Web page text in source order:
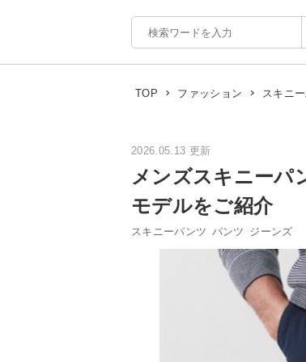
TOP ファッション スキニ
2026.05.13 更新
メンズスキニーパ
モデルをご紹介
スキニーパンツ パンツ ジーンズ